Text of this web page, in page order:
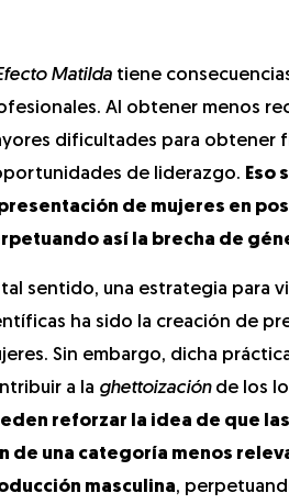
Matilda tiene
Al obtener menos
dificultades para obtener
de liderazgo. Eso
de mujeres en
así la brecha de
tal sentido, una estrategia para
ha sido la creación de
Sin embargo, dicha
a la ghettoizaciónde los
reforzar la idea de que
de una categoría menos
masculina,